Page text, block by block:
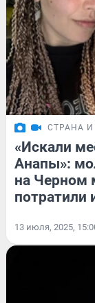
СТРАНА
«Искали
Анапы»:
на Черном
потратили
13 июля, 2025,